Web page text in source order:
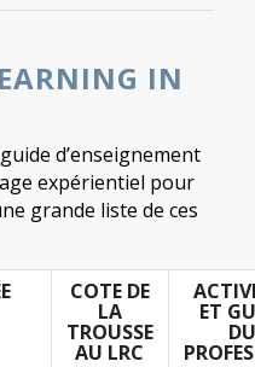
IN
d’enseignement
expérientiel pour
grande liste de ces
COTE DE
LA
TROUSSE
AU LRC
ET
DU